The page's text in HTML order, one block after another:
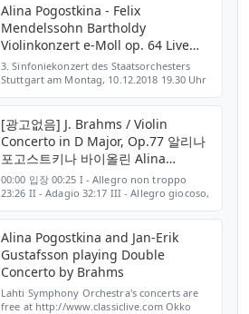
Alina Pogostkina - Felix
Mendelssohn Bartholdy
Violinkonzert e-Moll op. 64 Live
recording
3. Sinfoniekonzert des Staatsorchesters
Stuttgart am Montag, 10.12.2018 19.30 Uhr
Auftritte“ (Hamburger...
[광고없음] J. Brahms / Violin
Concerto in D Major, Op.77 알리나
포고스트키나 바이올린 Alina
Pogostkina
00:00 입장 00:25 I - Allegro non troppo
23:26 II - Adagio 32:17 III - Allegro giocoso,
레트뇨프(지휘), 알리나 포고스트키나(바이올린)
▶ 일...
Alina Pogostkina and Jan-Erik
Gustafsson playing Double
Concerto by Brahms
Lahti Symphony Orchestra's concerts are
free at http://www.classiclive.com Okko